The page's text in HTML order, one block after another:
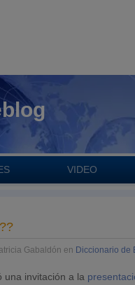
VIDEO
Gabaldón en Diccionario de
una invitación a la